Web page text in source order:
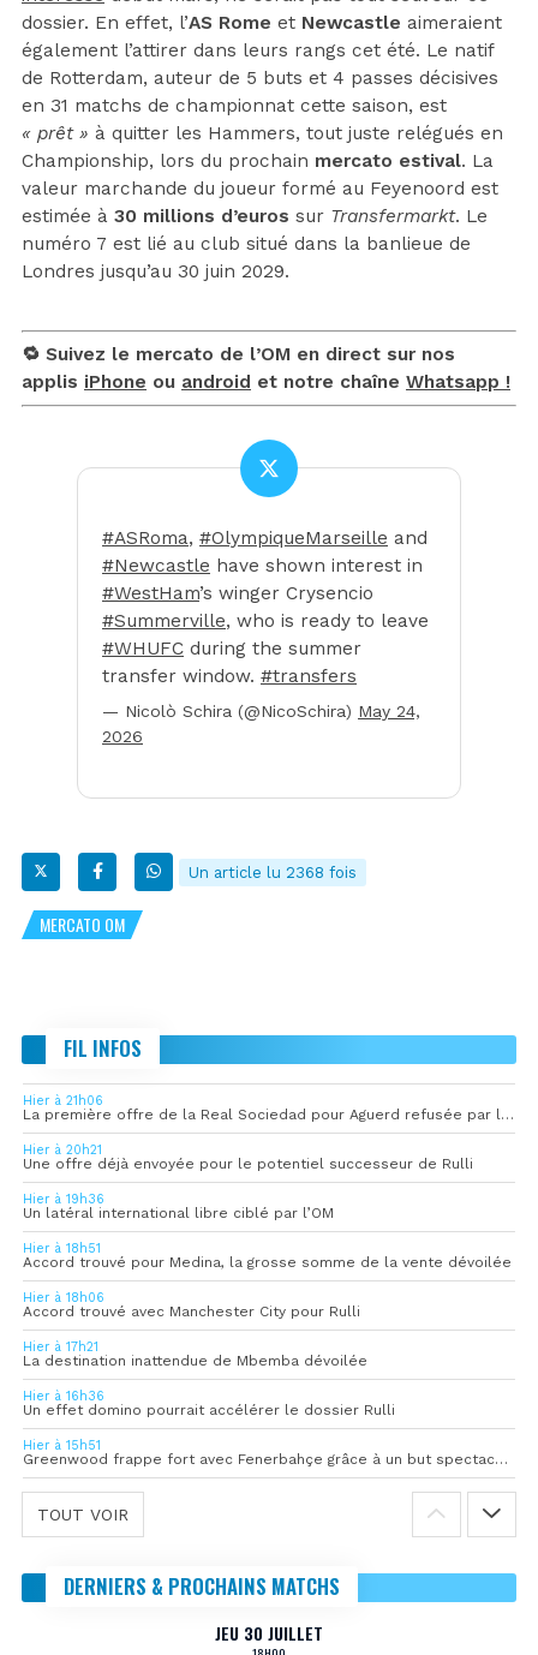
dossier. En effet, l’AS Rome et Newcastle aimeraient
également l’attirer dans leurs rangs cet été. Le natif
de Rotterdam, auteur de 5 buts et 4 passes décisives
en 31 matchs de championnat cette saison, est
« prêt » à quitter les Hammers, tout juste relégués en
Championship, lors du prochain mercato estival. La
valeur marchande du joueur formé au Feyenoord est
estimée à 30 millions d’euros sur Transfermarkt. Le
numéro 7 est lié au club situé dans la banlieue de
Londres jusqu’au 30 juin 2029.
🔁 Suivez le mercato de l’OM en direct sur nos
applis iPhone ou android et notre chaîne Whatsapp !
#ASRoma, #OlympiqueMarseille and
#Newcastle have shown interest in
#WestHam’s winger Crysencio
#Summerville, who is ready to leave
#WHUFC during the summer
transfer window. #transfers
— Nicolò Schira (@NicoSchira) May 24,
2026
Un article lu 2368 fois
MERCATO OM
FIL INFOS
Hier à 21h06
La première offre de la Real Sociedad pour Aguerd refusée par l’OM
Hier à 20h21
Une offre déjà envoyée pour le potentiel successeur de Rulli
Hier à 19h36
Un latéral international libre ciblé par l’OM
Hier à 18h51
Accord trouvé pour Medina, la grosse somme de la vente dévoilée
Hier à 18h06
Accord trouvé avec Manchester City pour Rulli
Hier à 17h21
La destination inattendue de Mbemba dévoilée
Hier à 16h36
Un effet domino pourrait accélérer le dossier Rulli
Hier à 15h51
Greenwood frappe fort avec Fenerbahçe grâce à un but spectaculaire
TOUT VOIR
DERNIERS & PROCHAINS MATCHS
JEU 30 JUILLET